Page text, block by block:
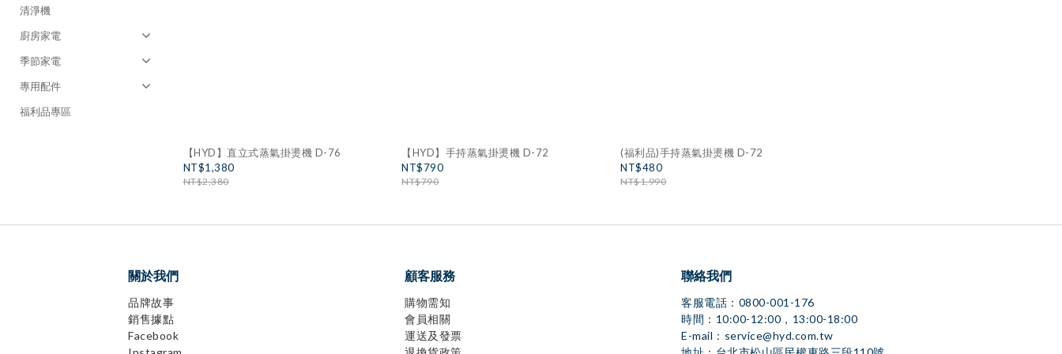
清淨機
廚房家電
季節家電
專用配件
福利品專區
【HYD】直立式蒸氣掛燙機 D-76
NT$1,380
NT$2,380
【HYD】手持蒸氣掛燙機 D-72
NT$790
NT$790
(福利品)手持蒸氣掛燙機 D-72
NT$480
NT$1,990
關於我們
品牌故事
銷售據點
Facebook
顧客服務
購物需知
會員相關
運送及發票
聯絡我們
客服電話：0800-001-176
時間：10:00-12:00，13:00-18:00
E-mail：service@hyd.com.tw